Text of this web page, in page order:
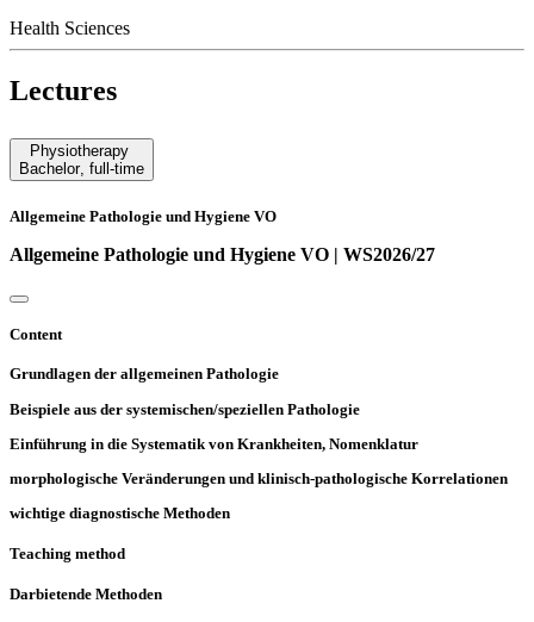
Health Sciences
Lectures
Physiotherapy
Bachelor, full-time
Allgemeine Pathologie und Hygiene VO
Allgemeine Pathologie und Hygiene VO | WS2026/27
Content
Grundlagen der allgemeinen Pathologie
Beispiele aus der systemischen/speziellen Pathologie
Einführung in die Systematik von Krankheiten, Nomenklatur
morphologische Veränderungen und klinisch-pathologische Korrelationen
wichtige diagnostische Methoden
Teaching method
Darbietende Methoden